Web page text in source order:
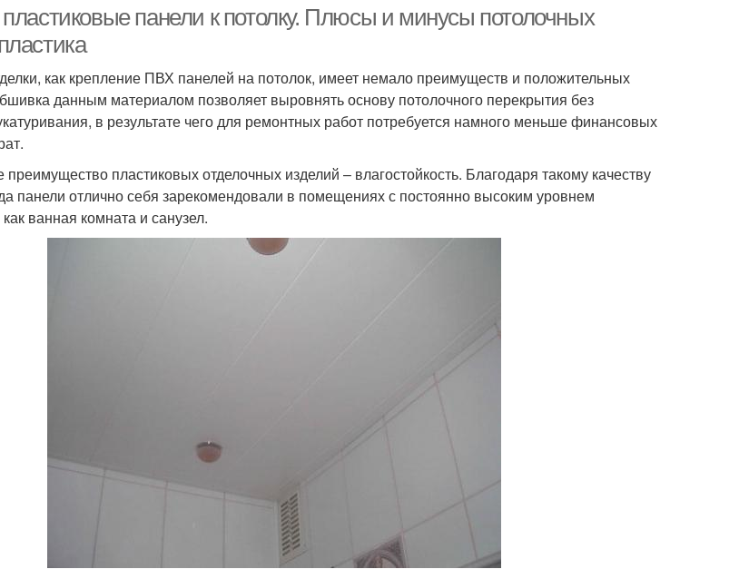
пластиковые панели к потолку. Плюсы и минусы потолочных
как крепление ПВХ панелей на потолок, имеет немало преимуществ и положительных
данным материалом позволяет выровнять основу потолочного перекрытия без
в результате чего для ремонтных работ потребуется намного меньше финансовых
пластиковых отделочных изделий – влагостойкость. Благодаря такому качеству
панели отлично себя зарекомендовали в помещениях с постоянно высоким уровнем
ванная комната и санузел.